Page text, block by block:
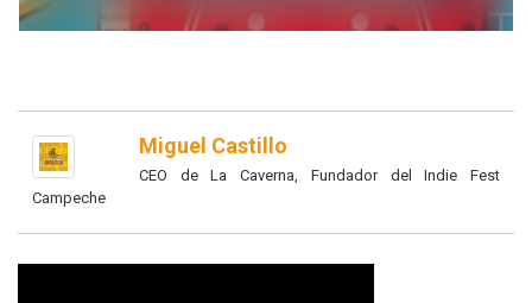
Miguel Castillo
CEO de La Caverna, Fundador del Indie Fest
Campeche